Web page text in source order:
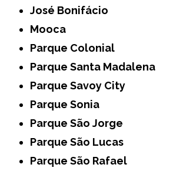
José Bonifácio
Mooca
Parque Colonial
Parque Santa Madalena
Parque Savoy City
Parque Sonia
Parque São Jorge
Parque São Lucas
Parque São Rafael